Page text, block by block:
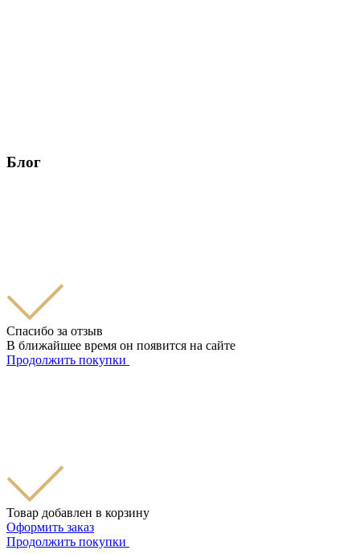
Блог
Спасибо за отзыв
В ближайшее время он появится на сайте
Продолжить покупки
Товар добавлен в корзину
Оформить заказ
Продолжить покупки